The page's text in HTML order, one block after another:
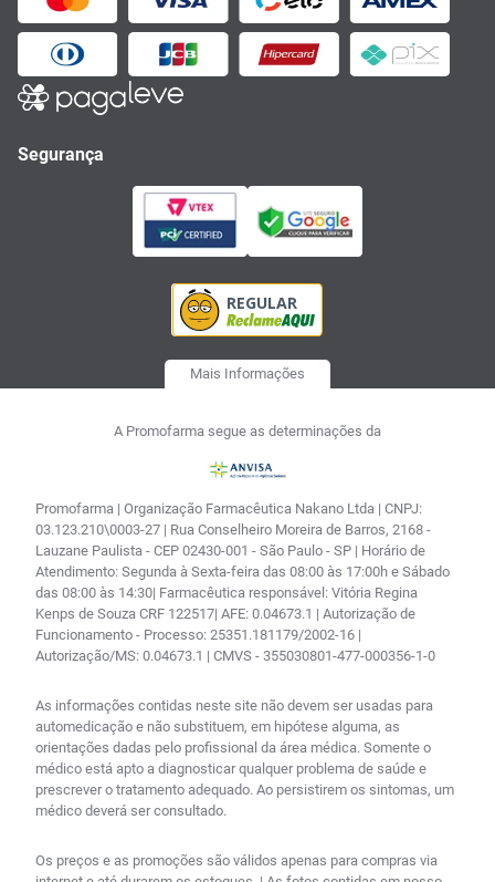
Segurança
Mais Informações
A Promofarma segue as determinações da
Promofarma | Organização Farmacêutica Nakano Ltda | CNPJ:
03.123.210\0003-27 | Rua Conselheiro Moreira de Barros, 2168 -
Lauzane Paulista - CEP 02430-001 - São Paulo - SP | Horário de
Atendimento: Segunda à Sexta-feira das 08:00 às 17:00h e Sábado
das 08:00 às 14:30| Farmacêutica responsável: Vitória Regina
Kenps de Souza CRF 122517| AFE: 0.04673.1 | Autorização de
Funcionamento - Processo: 25351.181179/2002-16 |
Autorização/MS: 0.04673.1 | CMVS - 355030801-477-000356-1-0
As informações contidas neste site não devem ser usadas para
automedicação e não substituem, em hipótese alguma, as
orientações dadas pelo profissional da área médica. Somente o
médico está apto a diagnosticar qualquer problema de saúde e
prescrever o tratamento adequado. Ao persistirem os sintomas, um
médico deverá ser consultado.
Os preços e as promoções são válidos apenas para compras via